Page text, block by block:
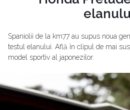
Spaniolii de la km77 au supus noua
testul elanului. Află în clipul de mai
model sportiv al japonezilor.